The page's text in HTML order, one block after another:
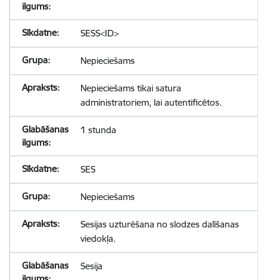
SESS<ID>
Nepieciešams
Nepieciešams tikai satura
administratoriem, lai autentificētos.
1 stunda
SES
Nepieciešams
Sesijas uzturēšana no slodzes dalīšanas
viedokļa.
Sesija